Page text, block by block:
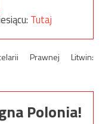
Tutaj
Prawnej Litwin:
Polonia!